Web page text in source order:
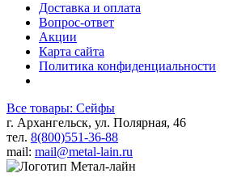
Доставка и оплата
Вопрос-ответ
Акции
Карта сайта
Политика конфиденциальности
Все товары: Сейфы
г. Архангельск, ул. Полярная, 46
тел. 8(800)551-36-88
mail: mail@metal-lain.ru